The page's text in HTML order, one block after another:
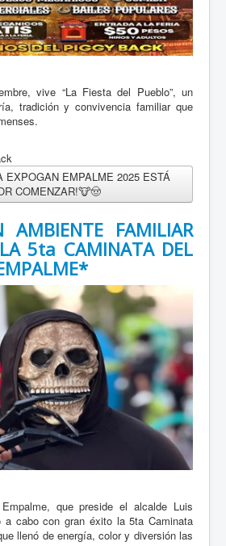
DURAZO ENTREGA DE
ESCOLARES
iniciará la distribución de los
vive “La Fiesta del Pueblo”, un
tradición y convivencia familiar que
EXPOGAN EMPALME 2025 ESTÁ
COMENZAR!🐮🤠
AMBIENTE FAMILIAR
5ta CAMINATA DEL
que preside el alcalde Luis
a cabo con gran éxito la 5ta Caminata
llenó de energía, color y diversión las